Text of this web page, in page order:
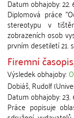
Datum obhajoby:22.
Diplomová práce
stereotypu v
zobrazeních osob
prvním desetiletí 21.
Firemní
Výsledek obhajoby:
Dobiáš, Rudolf(
Datum obhajoby:23.
Práce popisuje